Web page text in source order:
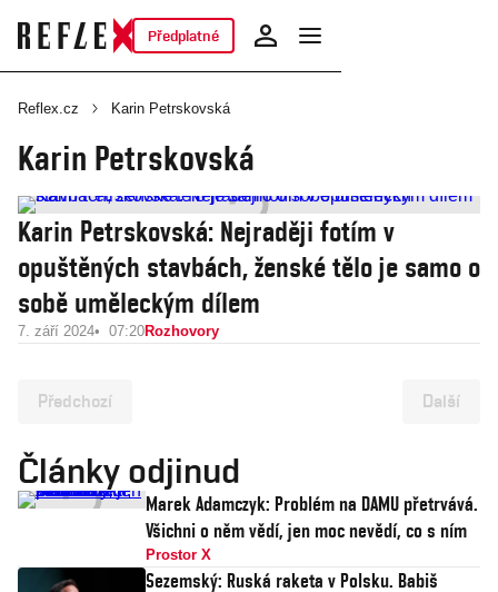
Předplatné
Reflex.cz Karin Petrskovská
Karin Petrskovská
Karin Petrskovská: Nejraději fotím v
opuštěných stavbách, ženské tělo je samo o
sobě uměleckým dílem
7. září 2024 07:20Rozhovory
Předchozí Další
Články odjinud
Marek Adamczyk: Problém na DAMU přetrvává.
Všichni o něm vědí, jen moc nevědí, co s ním
Prostor X
Sezemský: Ruská raketa v Polsku. Babiš